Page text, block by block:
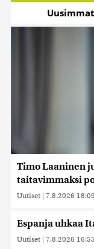
Uusimmat
Timo Laaninen
taitavimmaksi
Uutiset | 7.8.2026 18:09
Espanja uhkaa
Uutiset | 7.8.2026 16:55